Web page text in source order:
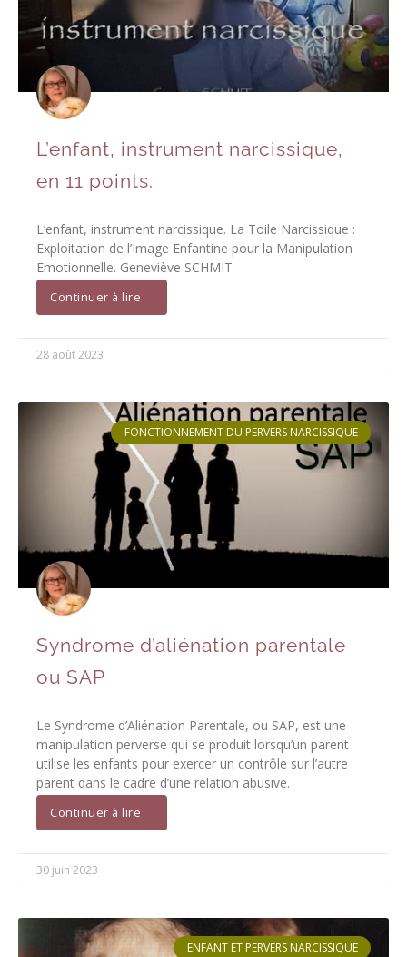
L’enfant, instrument narcissique,
en 11 points.
L’enfant, instrument narcissique. La Toile Narcissique :
Exploitation de l’Image Enfantine pour la Manipulation
Emotionnelle. Geneviève SCHMIT
Continuer à lire
28 août 2023
FONCTIONNEMENT DU PERVERS NARCISSIQUE
Syndrome d’aliénation parentale
ou SAP
Le Syndrome d’Aliénation Parentale, ou SAP, est une
manipulation perverse qui se produit lorsqu’un parent
utilise les enfants pour exercer un contrôle sur l’autre
parent dans le cadre d’une relation abusive.
Continuer à lire
30 juin 2023
ENFANT ET PERVERS NARCISSIQUE